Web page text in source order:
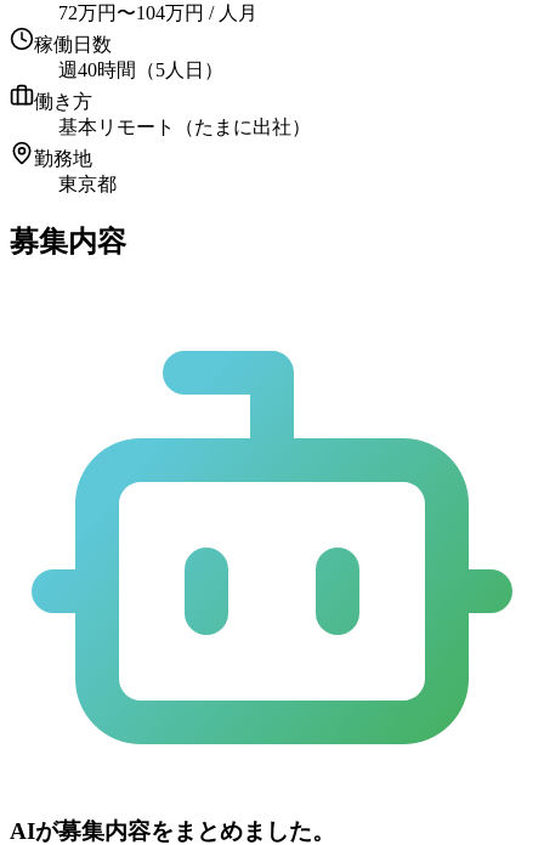
72万円 〜104万円 / 人月
稼働日数
週40時間（5人日）
働き方
基本リモート（たまに出社）
勤務地
東京都
募集内容
AIが募集内容をまとめました。